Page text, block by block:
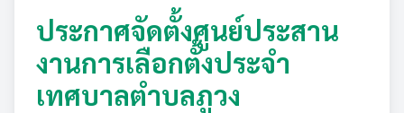
ประกาศจัดตั้งศูนย์ประสาน
งานการเลือกตั้งประจำ
เทศบาลตำบลภูวง